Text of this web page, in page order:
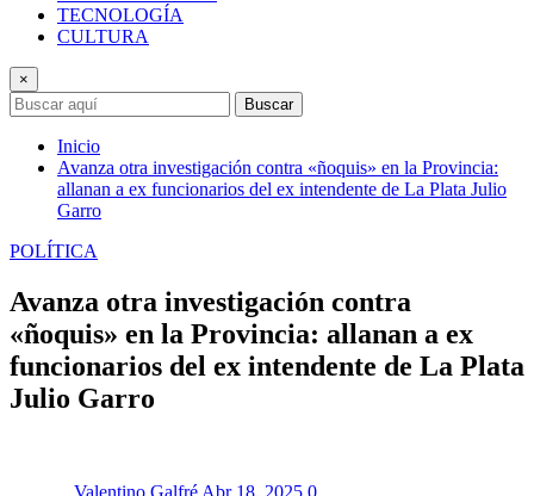
TECNOLOGÍA
CULTURA
×
Buscar
Inicio
Avanza otra investigación contra «ñoquis» en la Provincia:
allanan a ex funcionarios del ex intendente de La Plata Julio
Garro
POLÍTICA
Avanza otra investigación contra
«ñoquis» en la Provincia: allanan a ex
funcionarios del ex intendente de La Plata
Julio Garro
Valentino Galfré Abr 18, 2025 0